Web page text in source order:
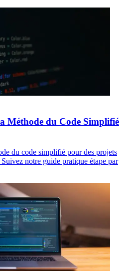
Méthode du Code Simplifié
du code simplifié pour des projets
notre guide pratique étape par